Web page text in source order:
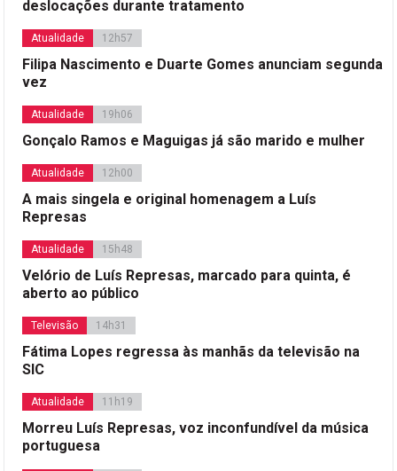
deslocações durante tratamento
Atualidade 12h57
Filipa Nascimento e Duarte Gomes anunciam segunda
vez
Atualidade 19h06
Gonçalo Ramos e Maguigas já são marido e mulher
Atualidade 12h00
A mais singela e original homenagem a Luís
Represas
Atualidade 15h48
Velório de Luís Represas, marcado para quinta, é
aberto ao público
Televisão 14h31
Fátima Lopes regressa às manhãs da televisão na
SIC
Atualidade 11h19
Morreu Luís Represas, voz inconfundível da música
portuguesa